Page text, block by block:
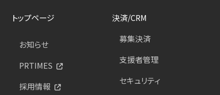
トップページ
お知らせ
PRTIMES
採用情報
決済/CRM
募集決済
支援者管理
セキュリティ